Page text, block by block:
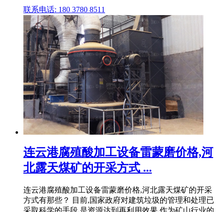
联系电话: 180 3780 8511
连云港腐殖酸加工设备雷蒙磨价格,河
北露天煤矿的开采方式 ...
连云港腐殖酸加工设备雷蒙磨价格,河北露天煤矿的开采
方式有那些？ 目前,国家政府对建筑垃圾的管理和处理已
采取科学的手段,是资源达到再利用效果,作为矿山行业的